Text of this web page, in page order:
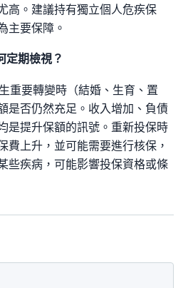
高。建議持有獨立個人危疾保
主要保障。
定期檢視？
重要轉變時（結婚、生育、置
是否仍然充足。收入增加、負債
是提升保額的訊號。重新投保時
費上升，並可能需要進行核保，
些疾病，可能影響投保資格或條